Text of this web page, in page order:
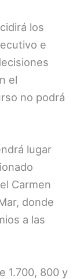
los
e
el
no podrá
lugar
Carmen
donde
a las
1.700, 800 y